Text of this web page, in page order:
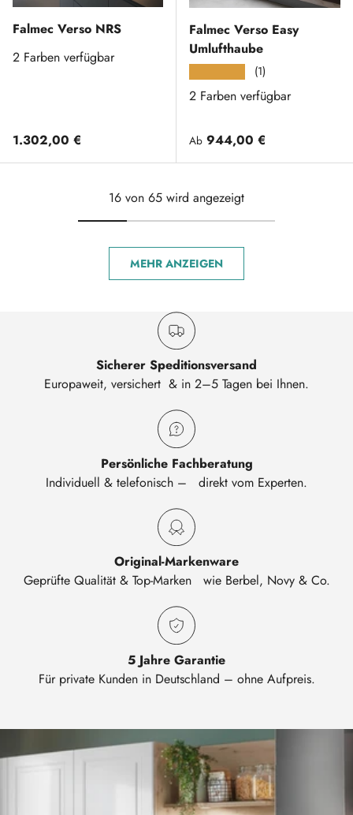
Falmec Verso NRS
2 Farben verfügbar
Normaler Preis
1.302,00 €
Falmec Verso Easy
Umlufthaube
(1)
2 Farben verfügbar
Normaler Preis
Ab 944,00 €
16 von 65 wird angezeigt
MEHR ANZEIGEN
Sicherer Speditionsversand
Europaweit, versichert & in 2–5 Tagen bei Ihnen.
Persönliche Fachberatung
Individuell & telefonisch – direkt vom Experten.
Original-Markenware
Geprüfte Qualität & Top-Marken wie Berbel, Novy & Co.
5 Jahre Garantie
Für private Kunden in Deutschland – ohne Aufpreis.